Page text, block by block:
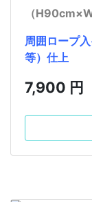
（
周囲ロープ
等）仕上
7,900 円